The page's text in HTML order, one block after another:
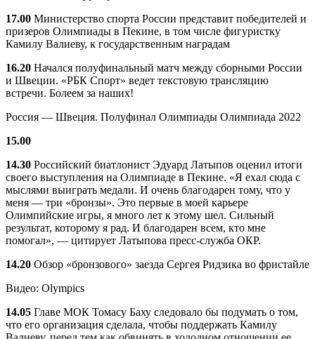
17.00 Министерство спорта России представит победителей и
призеров Олимпиады в Пекине, в том числе фигуристку
Камилу Валиеву, к государственным наградам
16.20 Начался полуфинальный матч между сборными России
и Швеции. «РБК Спорт» ведет текстовую трансляцию
встречи. Болеем за наших!
Россия — Швеция. Полуфинал Олимпиады Олимпиада 2022
15.00
14.30 Российский биатлонист Эдуард Латыпов оценил итоги
своего выступления на Олимпиаде в Пекине. «Я ехал сюда с
мыслями выиграть медали. И очень благодарен тому, что у
меня — три «бронзы». Это первые в моей карьере
Олимпийские игры, я много лет к этому шел. Сильный
результат, которому я рад. И благодарен всем, кто мне
помогал», — цитирует Латыпова пресс-служба ОКР.
14.20 Обзор «бронзового» заезда Сергея Ридзика во фристайле
Видео: Olympics
14.05 Главе МОК Томасу Баху следовало бы подумать о том,
что его организация сделала, чтобы поддержать Камилу